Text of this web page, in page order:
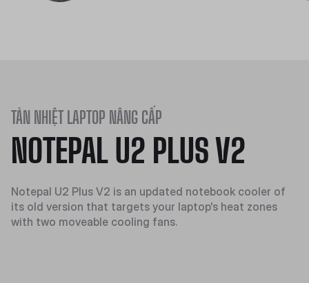
TẢN NHIỆT LAPTOP NÂNG CẤP
NOTEPAL U2 PLUS V2
Notepal U2 Plus V2 is an updated notebook cooler of
its old version that targets your laptop's heat zones
with two moveable cooling fans.